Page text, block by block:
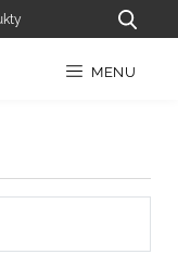
MENU